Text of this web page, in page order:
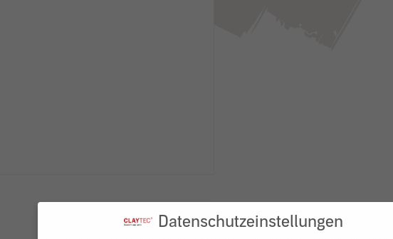
Datenschutzeinstellungen